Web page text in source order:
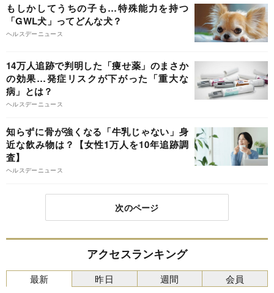
もしかしてうちの子も…特殊能力を持つ
「GWL犬」ってどんな犬？
ヘルスデーニュース
14万人追跡で判明した「痩せ薬」のまさか
の効果…発症リスクが下がった「重大な
病」とは？
ヘルスデーニュース
知らずに骨が強くなる「牛乳じゃない」身
近な飲み物は？【女性1万人を10年追跡調
査】
ヘルスデーニュース
次のページ
アクセスランキング
最新 昨日 週間 会員